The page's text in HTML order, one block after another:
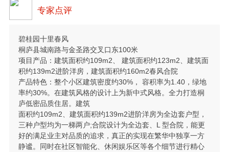
专家点评
碧桂园十里春风
桐庐县城南路与金圣路交叉口东100米
项目产品：建筑面积约109m2、 建筑面积约123m2、建筑面
积约139m2进阶洋房，建筑面积约160m2春风合院
产品特色：整个小区建筑密度约30%， 容积率为1.40，绿地
率约30%。在建筑风格的设计上为新中式风格。全力打造桐
庐低密品质住居。建筑
面积约109m2、建筑面积约139m2进阶洋房为全边套户型，
三种户型均为一梯两户;合院设计为全边套、L 型合院，能更
好的满足业主对品质的追求，真正的实现在繁华中独享一方
静谧。同时在社区智能化、休闲娱乐区等各个细节进行精心